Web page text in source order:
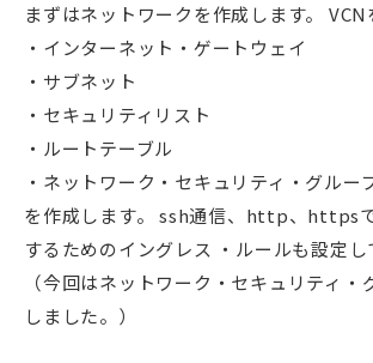
まずはネットワークを作成します。 VCN
インターネット・ゲートウェイ
サブネット
セキュリティリスト
ルートテーブル
ネットワーク・セキュリティ・グルー
を作成します。 ssh通信、http、https
するためのイングレス ・ルールも設定し
（今回はネットワーク・セキュリティ・
しました。）